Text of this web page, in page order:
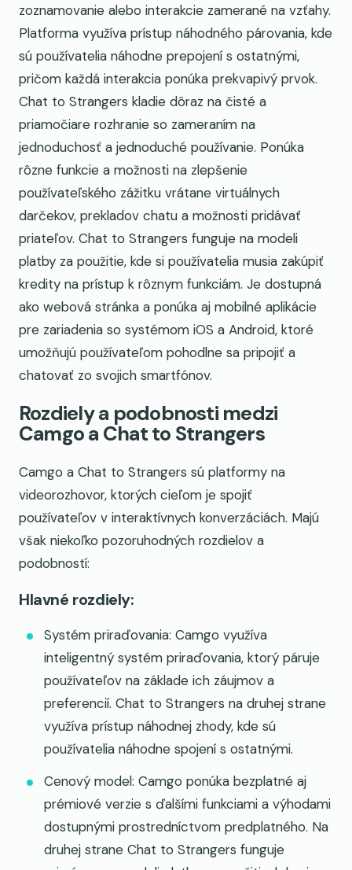
zoznamovanie alebo interakcie zamerané na vzťahy.
Platforma využíva prístup náhodného párovania, kde
sú používatelia náhodne prepojení s ostatnými,
pričom každá interakcia ponúka prekvapivý prvok.
Chat to Strangers kladie dôraz na čisté a
priamočiare rozhranie so zameraním na
jednoduchosť a jednoduché používanie. Ponúka
rôzne funkcie a možnosti na zlepšenie
používateľského zážitku vrátane virtuálnych
darčekov, prekladov chatu a možnosti pridávať
priateľov. Chat to Strangers funguje na modeli
platby za použitie, kde si používatelia musia zakúpiť
kredity na prístup k rôznym funkciám. Je dostupná
ako webová stránka a ponúka aj mobilné aplikácie
pre zariadenia so systémom iOS a Android, ktoré
umožňujú používateľom pohodlne sa pripojiť a
chatovať zo svojich smartfónov.
Rozdiely a podobnosti medzi
Camgo a Chat to Strangers
Camgo a Chat to Strangers sú platformy na
videorozhovor, ktorých cieľom je spojiť
používateľov v interaktívnych konverzáciách. Majú
však niekoľko pozoruhodných rozdielov a
podobností:
Hlavné rozdiely:
Systém priraďovania: Camgo využíva
inteligentný systém priraďovania, ktorý páruje
používateľov na základe ich záujmov a
preferencií. Chat to Strangers na druhej strane
využíva prístup náhodnej zhody, kde sú
používatelia náhodne spojení s ostatnými.
Cenový model: Camgo ponúka bezplatné aj
prémiové verzie s ďalšími funkciami a výhodami
dostupnými prostredníctvom predplatného. Na
druhej strane Chat to Strangers funguje